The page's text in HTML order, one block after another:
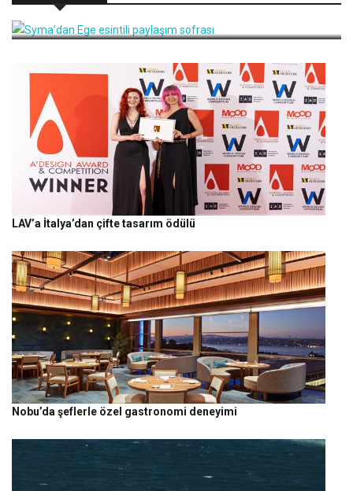
Syma’dan Ege esintili paylaşım sofrası
LAV’a İtalya’dan çifte tasarım ödülü
Nobu’da şeflerle özel gastronomi deneyimi